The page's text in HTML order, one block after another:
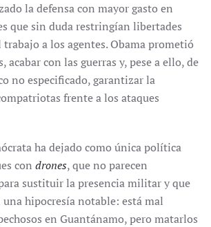
la defensa con mayor gasto en
que sin duda restringían libertades
a los agentes. Obama prometió
acabar con las guerras y, pese a ello, de
no especificado, garantizar la
frente a los ataques
ha dejado como única política
con drones, que no parecen
sustituir la presencia militar y que
hipocresía notable: está mal
en Guantánamo, pero matarlos